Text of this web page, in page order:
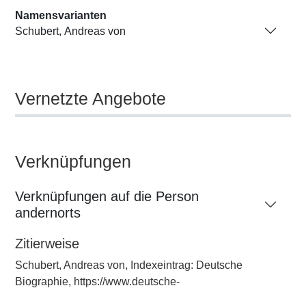
Namensvarianten
Schubert, Andreas von
Vernetzte Angebote
Verknüpfungen
Verknüpfungen auf die Person
andernorts
Zitierweise
Schubert, Andreas von, Indexeintrag: Deutsche
Biographie, https://www.deutsche-